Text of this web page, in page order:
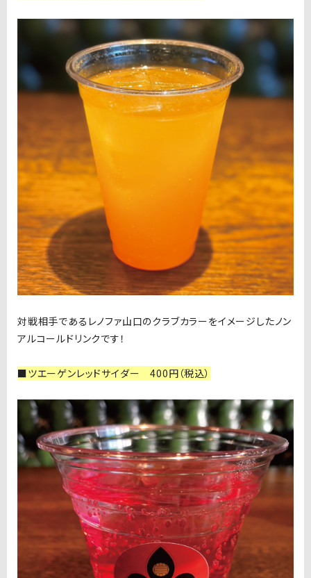
対戦相手であるレノファ山口のクラブカラーをイメージしたノン
アルコールドリンクです！
■ツエーゲンレッドサイダー 400円（税込）